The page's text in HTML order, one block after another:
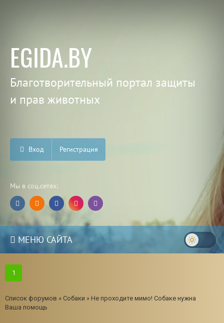
EGIDA.BY
Благотворительный портал защиты
и прав животных
Вход Регистрация
Мы в соц.сетях:
МЕНЮ САЙТА
1
Список форумов » Собаки » Не проходите мимо! Собаке нужна
Ваша помощь